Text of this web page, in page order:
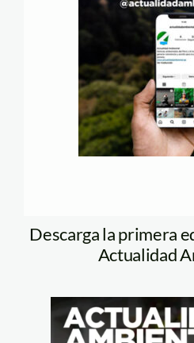
Descarga la primera
Actualidad